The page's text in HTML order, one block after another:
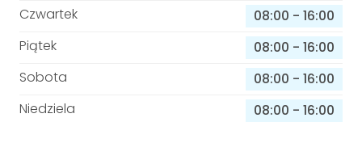
Czwartek
08:00 - 16:00
Piątek
08:00 - 16:00
Sobota
08:00 - 16:00
Niedziela
08:00 - 16:00